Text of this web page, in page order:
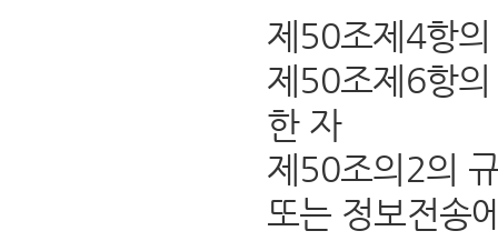
제50조제4항
제50조제6항
한 자
제50조의2의
또는 정보전송